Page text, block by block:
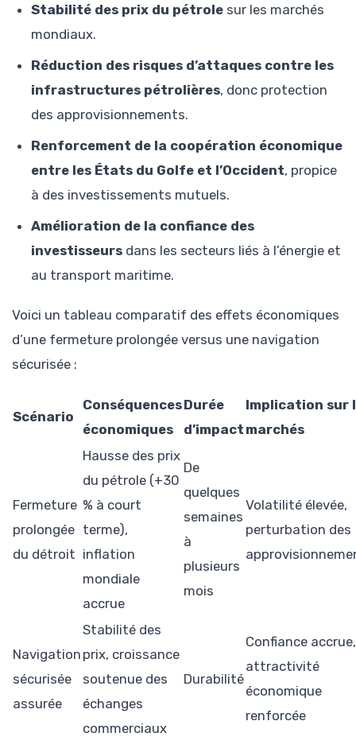
Stabilité des prix du pétrole sur les marchés
mondiaux.
Réduction des risques d’attaques contre les
infrastructures pétrolières, donc protection
des approvisionnements.
Renforcement de la coopération économique
entre les États du Golfe et l’Occident, propice
à des investissements mutuels.
Amélioration de la confiance des
investisseurs dans les secteurs liés à l’énergie et
au transport maritime.
Voici un tableau comparatif des effets économiques
d’une fermeture prolongée versus une navigation
sécurisée :
Scénario
Conséquences
économiques
Durée
d’impact
Implication sur
marchés
Fermeture
prolongée
du détroit
Hausse des prix
du pétrole (+30
% à court
terme),
inflation
mondiale
accrue
De
quelques
semaines
à
plusieurs
mois
Volatilité élevée,
perturbation des
Navigation
sécurisée
assurée
Stabilité des
prix, croissance
soutenue des
échanges
commerciaux
Durabilité
Confiance accrue,
attractivité
économique
renforcée